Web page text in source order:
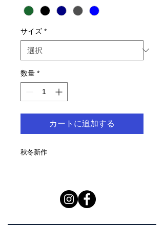
サイズ *
数量 *
カートに追加する
秋冬新作